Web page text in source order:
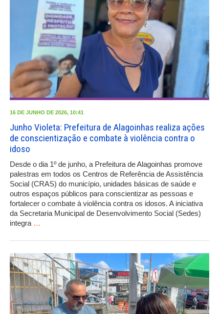
16 DE JUNHO DE 2026, 10:41
Junho Violeta: Prefeitura de Alagoinhas realiza ações
de conscientização e combate à violência contra o
idoso
Desde o dia 1º de junho, a Prefeitura de Alagoinhas promove
palestras em todos os Centros de Referência de Assistência
Social (CRAS) do município, unidades básicas de saúde e
outros espaços públicos para conscientizar as pessoas e
fortalecer o combate à violência contra os idosos. A iniciativa
da Secretaria Municipal de Desenvolvimento Social (Sedes)
integra …